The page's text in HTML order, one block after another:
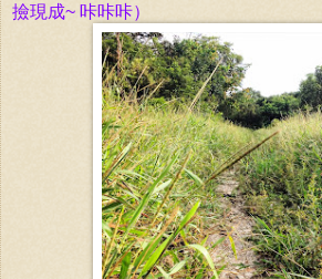
撿現成~ 咔咔咔）